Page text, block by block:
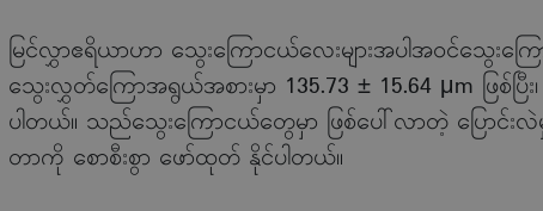
မြင်လွှာဧရိယာဟာ သွေးကြောငယ်လေးများအပါအဝင်သွေးကြ
သွေးလွှတ်ကြောအရွယ်အစားမှာ 135.73 ± 15.64 μm ဖြစ်ပ
ပါတယ်။ သည်သွေးကြောငယ်တွေမှာ ဖြစ်ပေါ်လာတဲ့ ပြောင်းလဲ
တာကို စောစီးစွာ ဖော်ထုတ် နိုင်ပါတယ်။